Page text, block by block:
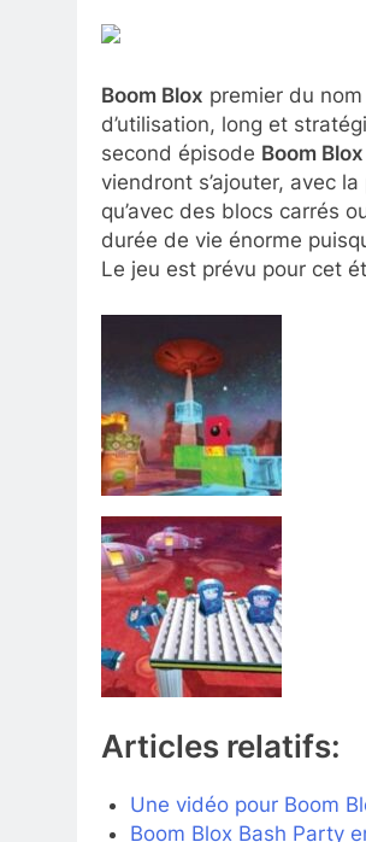
Boom Blox premier du
d’utilisation, long et
second épisode Boom
viendront s’ajouter, avec
qu’avec des blocs carrés
durée de vie énorme
Le jeu est prévu pour cet
Articles relatifs:
Une vidéo pour Boom
Boom Blox Bash Party